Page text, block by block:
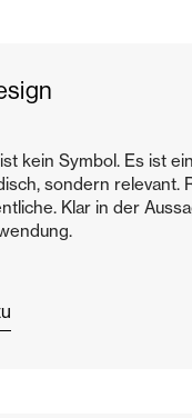
kein Symbol. Es ist
sondern relevant.
Klar in der